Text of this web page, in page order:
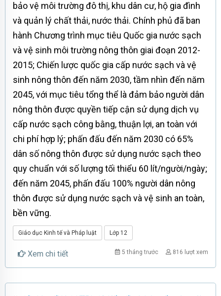
bảo vệ môi trường đô thị, khu dân cư, hộ gia đình
và quản lý chất thải, nước thải. Chính phủ đã ban
hành Chương trình mục tiêu Quốc gia nước sạch
và vệ sinh môi trường nông thôn giai đoạn 2012-
2015; Chiến lược quốc gia cấp nước sạch và vệ
sinh nông thôn đến năm 2030, tầm nhìn đến năm
2045, với mục tiêu tổng thể là đảm bảo người dân
nông thôn được quyền tiếp cận sử dụng dịch vụ
cấp nước sạch công bằng, thuận lợi, an toàn với
chi phí hợp lý; phấn đấu đến năm 2030 có 65%
dân số nông thôn được sử dụng nước sạch theo
quy chuẩn với số lượng tối thiểu 60 lít/người/ngày;
đến năm 2045, phấn đấu 100% người dân nông
thôn được sử dụng nước sạch và vệ sinh an toàn,
bền vững.
Giáo dục Kinh tế và Pháp luật Lớp 12
Xem chi tiết 816 lượt xem
5 tháng trước